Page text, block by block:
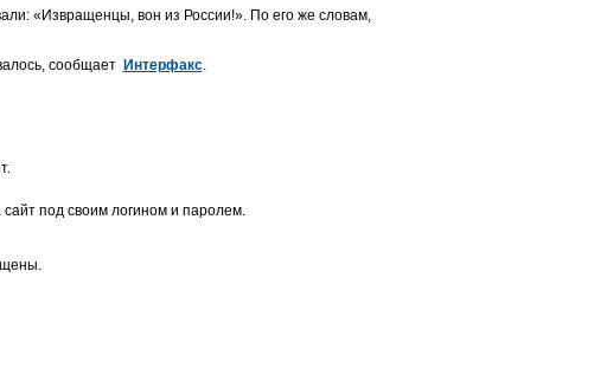
«Извращенцы, вон из России!». По его же словам,
сообщает Интерфакс.
под своим логином и паролем.